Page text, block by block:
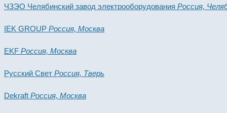
ЧЗЭО Челябинский завод электрооборудования Россия,
IEK GROUP Россия, Москва
EKF Россия, Москва
Русский Свет Россия, Тверь
Dekraft Россия, Москва